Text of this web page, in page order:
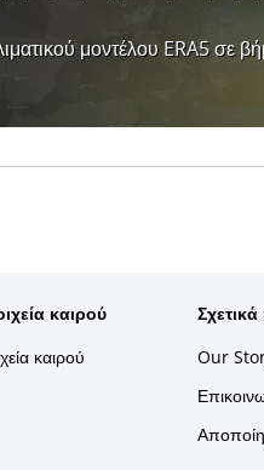
μοντέλου ERA5 σε
καιρού
καιρού
Our